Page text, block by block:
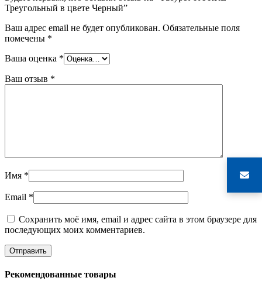
Треугольный в цвете Черный”
Ваш адрес email не будет опубликован. Обязательные поля
помечены *
Ваша оценка *
Ваш отзыв *
Имя *
Email *
Сохранить моё имя, email и адрес сайта в этом браузере для
последующих моих комментариев.
Рекомендованные товары